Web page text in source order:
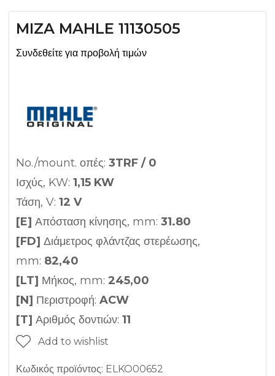
MIZA MAHLE 11130505
Συνδεθείτε για προβολή τιμών
No./mount. οπές: 3TRF / 0
Ισχύς, KW: 1,15 KW
Τάση, V: 12 V
[E] Απόσταση κίνησης, mm: 31.80
[FD] Διάμετρος φλάντζας στερέωσης,
mm: 82,40
[LT] Μήκος, mm: 245,00
[N] Περιστροφή: ACW
[T] Αριθμός δοντιών: 11
Add to wishlist
Κωδικός προϊόντος: ELKO00652